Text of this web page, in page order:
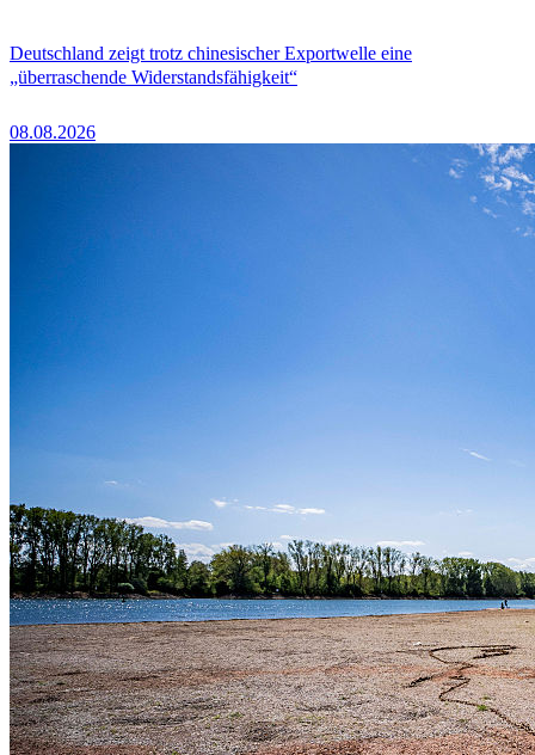
Deutschland zeigt trotz chinesischer Exportwelle eine
„überraschende Widerstandsfähigkeit“
08.08.2026